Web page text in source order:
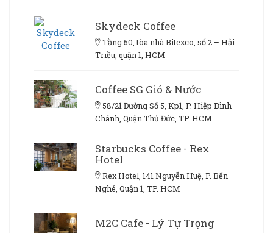
Skydeck Coffee
Tầng 50, tòa nhà Bitexco, số 2 – Hải
Triều, quận 1, HCM
Coffee SG Gió & Nước
58/21 Đường Số 5, Kp1, P. Hiệp Bình
Chánh, Quận Thủ Đức, TP. HCM
Starbucks Coffee - Rex
Hotel
Rex Hotel, 141 Nguyễn Huệ, P. Bến
Nghé, Quận 1, TP. HCM
M2C Cafe - Lý Tự Trọng